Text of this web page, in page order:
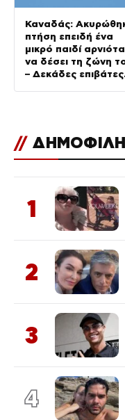
Καναδάς:
πτήση επειδή ένα
μικρό παιδί
να δέσει τη ζώνη
– Δεκάδες επιβάτες
// ΔΗΜΟΦΙΛΗ
1
2
3
4